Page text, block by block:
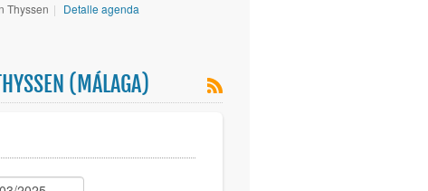
Thyssen | Detalle agenda
(MÁLAGA)